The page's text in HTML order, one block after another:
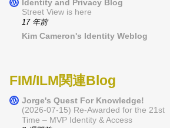
Identity and Privacy Blog
Street View is here
17 年前
Kim Cameron's Identity Weblog
FIM/ILM関連Blog
Jorge's Quest For Knowledge!
(2026-07-15) Re-Awarded for the 21st
Time – MVP Identity & Access